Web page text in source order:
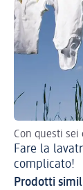
Con questi sei
Fare la
complicato!
Prodotti